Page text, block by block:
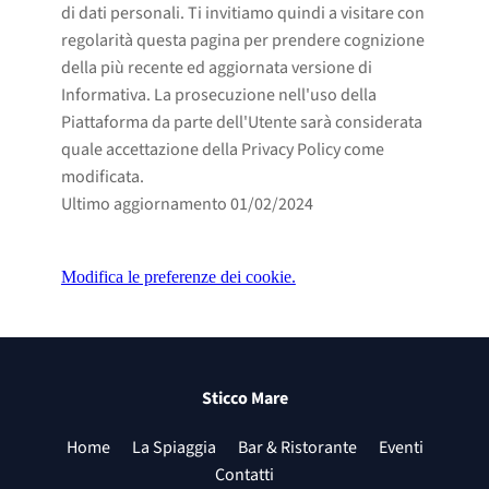
di dati personali. Ti invitiamo quindi a visitare con
regolarità questa pagina per prendere cognizione
della più recente ed aggiornata versione di
Informativa. La prosecuzione nell'uso della
Piattaforma da parte dell'Utente sarà considerata
quale accettazione della Privacy Policy come
modificata.
Ultimo aggiornamento 01/02/2024
Modifica le preferenze dei cookie.
Sticco Mare
Home La Spiaggia Bar & Ristorante
Eventi
Contatti